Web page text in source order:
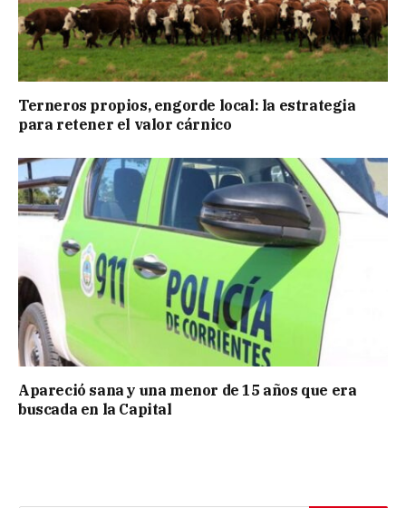
Terneros propios, engorde local: la estrategia
para retener el valor cárnico
Apareció sana y una menor de 15 años que era
buscada en la Capital